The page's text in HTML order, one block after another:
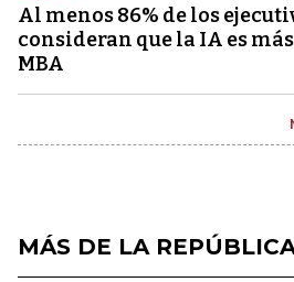
Al menos 86% de los
consideran que la IA es
MBA
MÁS DE LA